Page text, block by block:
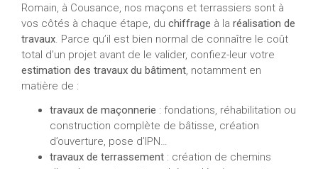
Romain, à Cousance, nos maçons et terrassiers sont à
vos côtés à chaque étape, du chiffrage à la réalisation de
travaux. Parce qu’il est bien normal de connaître le coût
total d’un projet avant de le valider, confiez-leur votre
estimation des travaux du bâtiment, notamment en
matière de :
travaux de maçonnerie : fondations, réhabilitation ou
construction complète de bâtisse, création
d’ouverture, pose d’IPN…
travaux de terrassement : création de chemins